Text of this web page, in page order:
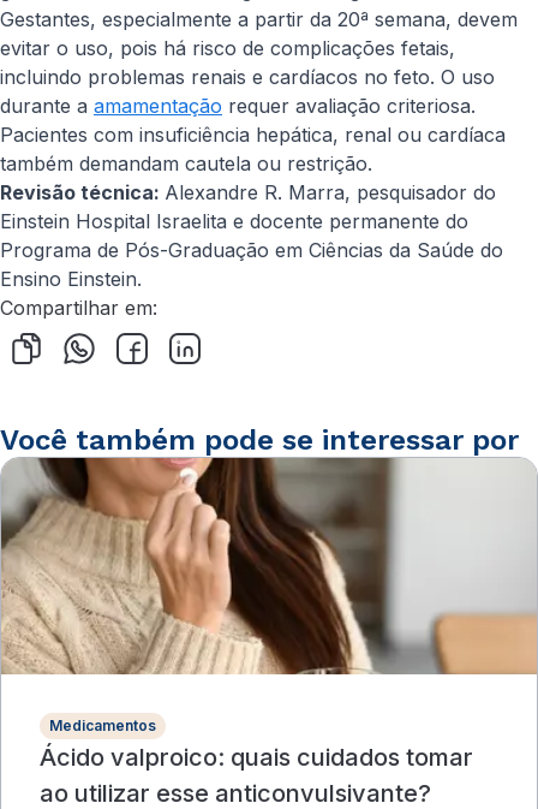
Gestantes, especialmente a partir da 20ª semana, devem
evitar o uso, pois há risco de complicações fetais,
incluindo problemas renais e cardíacos no feto. O uso
durante a amamentação requer avaliação criteriosa.
Pacientes com insuficiência hepática, renal ou cardíaca
também demandam cautela ou restrição.
Revisão técnica: Alexandre R. Marra, pesquisador do
Einstein Hospital Israelita e docente permanente do
Programa de Pós-Graduação em Ciências da Saúde do
Ensino Einstein.
Compartilhar em:
Você também pode se interessar por
Medicamentos
Ácido valproico: quais cuidados tomar
ao utilizar esse anticonvulsivante?